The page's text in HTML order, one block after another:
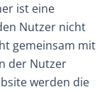
ist eine
Nutzer nicht
gemeinsam mit
der Nutzer
werden die